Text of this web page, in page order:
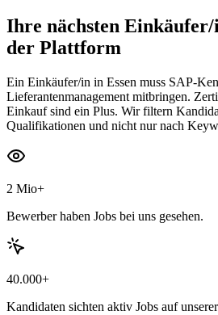
Ihre nächsten
der Plattform
Ein Einkäufer/in in Essen muss SAP-
Lieferantenmanagement mitbringen.
Einkauf sind ein Plus. Wir filtern
Qualifikationen und nicht nur nach
2 Mio+
Bewerber haben Jobs bei uns gesehen.
40.000+
Kandidaten sichten aktiv Jobs auf